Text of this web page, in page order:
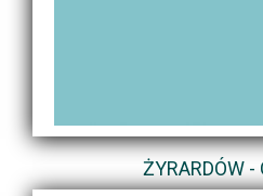
ŻYRARDÓW -